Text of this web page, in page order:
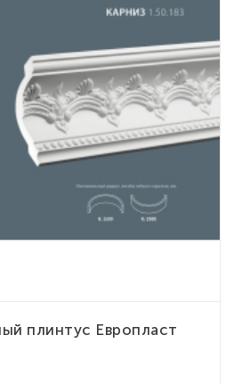
плинтус Европласт